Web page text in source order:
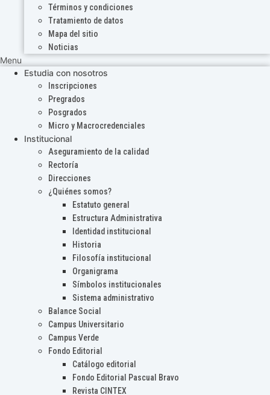
Términos y condiciones
Tratamiento de datos
Mapa del sitio
Noticias
Menu
Estudia con nosotros
Inscripciones
Pregrados
Posgrados
Micro y Macrocredenciales
Institucional
Aseguramiento de la calidad
Rectoría
Direcciones
¿Quiénes somos?
Estatuto general
Estructura Administrativa
Identidad institucional
Historia
Filosofía institucional
Organigrama
Símbolos institucionales
Sistema administrativo
Balance Social
Campus Universitario
Campus Verde
Fondo Editorial
Catálogo editorial
Fondo Editorial Pascual Bravo
Revista CINTEX